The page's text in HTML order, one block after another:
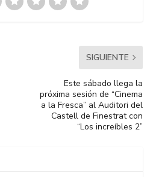
SIGUIENTE
Este sábado llega la
próxima sesión de “Cinema
a la Fresca” al Auditori del
Castell de Finestrat con
“Los increíbles 2”